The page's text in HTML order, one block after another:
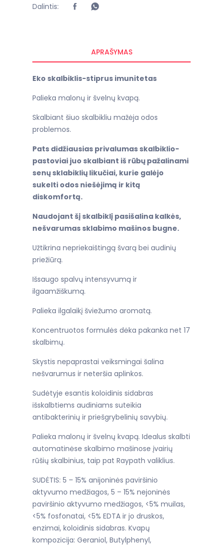
Dalintis:
APRAŠYMAS
Eko skalbiklis-stiprus imunitetas
Palieka malonų ir švelnų kvapą.
Skalbiant šiuo skalbikliu mažėja odos
problemos.
Pats didžiausias privalumas skalbiklio-
pastoviai juo skalbiant iš rūbų pažalinami
senų sklabiklių likučiai, kurie galėjo
sukelti odos niešėjimą ir kitą
diskomfortą.
Naudojant šį skalbiklį pasišalina kalkės,
nešvarumas sklabimo mašinos bugne.
Užtikrina nepriekaištingą švarą bei audinių
priežiūrą.
Išsaugo spalvų intensyvumą ir
ilgaamžiškumą.
Palieka ilgalaikį šviežumo aromatą.
Koncentruotos formulės dėka pakanka net 17
skalbimų.
Skystis nepaprastai veiksmingai šalina
nešvarumus ir neteršia aplinkos.
Sudėtyje esantis koloidinis sidabras
išskalbtiems audiniams suteikia
antibakterinių ir priešgrybelinių savybių.
Palieka malonų ir švelnų kvapą. Idealus skalbti
automatinėse skalbimo mašinose įvairių
rūšių skalbinius, taip pat Raypath valiklius.
SUDĖTIS: 5 – 15% anijoninės paviršinio
aktyvumo medžiagos, 5 – 15% nejoninės
paviršinio aktyvumo medžiagos, <5% muilas,
<5% fosfonatai, <5% EDTA ir jo druskos,
enzimai, koloidinis sidabras. Kvapų
kompozicija: Geraniol, Butylphenyl,